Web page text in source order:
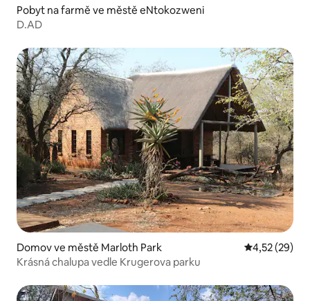
Pobyt na farmě ve městě eNtokozweni
D.AD
Domov ve městě Marloth Park Průměrné
4,52 (29)
Krásná chalupa vedle Krugerova parku